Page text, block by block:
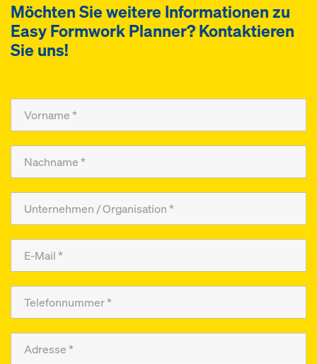
Möchten Sie weitere Informationen zu
Easy Formwork Planner? Kontaktieren
Sie uns!